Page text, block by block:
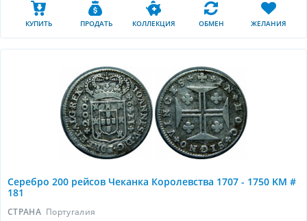
КУПИТЬ ПРОДАТЬ КОЛЛЕКЦИЯ ОБМЕН ЖЕЛАНИЯ
Серебро 200 рейсов Чеканка Королевства 1707 - 1750 KM #
181
СТРАНА Португалия